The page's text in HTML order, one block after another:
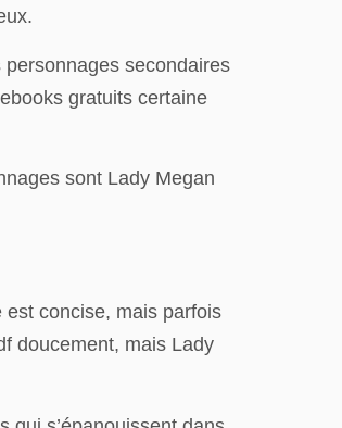
personnages secondaires
gratuits certaine
sont Lady Megan
est concise, mais parfois
doucement, mais Lady